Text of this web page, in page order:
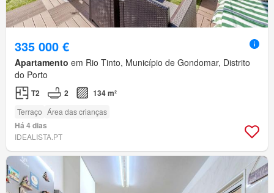
335 000 €
Apartamento em Rio Tinto, Município de Gondomar, Distrito
do Porto
T2 2 134 m²
Terraço Área das crianças
Há 4 dias
IDEALISTA.PT